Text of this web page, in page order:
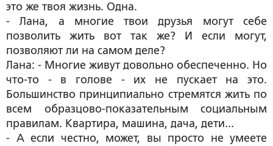
это же твоя жизнь. Одна.
- Лана, а многие твои друзья могут себе
позволить жить вот так же? И если могут,
позволяют ли на самом деле?
Лана: - Многие живут довольно обеспеченно. Но
что-то - в голове - их не пускает на это.
Большинство принципиально стремятся жить по
всем образцово-показательным социальным
правилам. Квартира, машина, дача, дети...
- А если честно, может, вы просто не умеете